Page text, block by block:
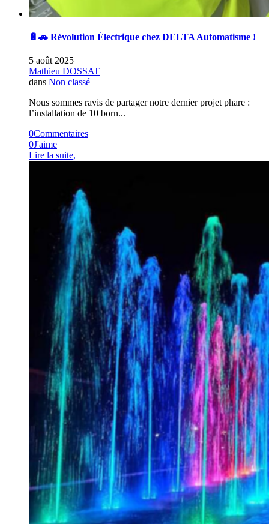
🔋🚗 Révolution Électrique chez DELTA Automatisme !
5 août 2025
Mathieu DOSSAT
dans Non classé
Nous sommes ravis de partager notre dernier projet phare :
l’installation de 10 born...
0Commentaires
0J'aime
Lire la suite,